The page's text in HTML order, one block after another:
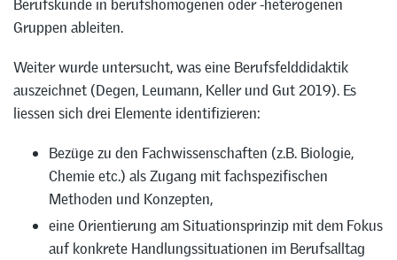
Berufskunde in berufshomogenen oder -heterogenen
Gruppen ableiten.
Weiter wurde untersucht, was eine Berufsfelddidaktik
auszeichnet (Degen, Leumann, Keller und Gut 2019). Es
liessen sich drei Elemente identifizieren:
Bezüge zu den Fachwissenschaften (z.B. Biologie,
Chemie etc.) als Zugang mit fachspezifischen
Methoden und Konzepten,
eine Orientierung am Situationsprinzip mit dem Fokus
auf konkrete Handlungssituationen im Berufsalltag